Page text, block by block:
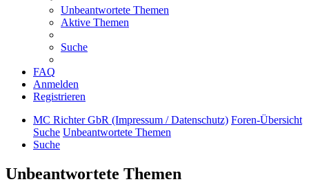
Unbeantwortete Themen
Aktive Themen
Suche
FAQ
Anmelden
Registrieren
MC Richter GbR (Impressum / Datenschutz) Foren-Übersicht
Suche Unbeantwortete Themen
Suche
Unbeantwortete Themen